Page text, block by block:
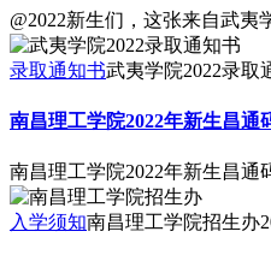
@2022新生们，这张来自武夷
录取通知书武夷学院2022录取
南昌理工学院2022年新生昌通
南昌理工学院2022年新生昌通
入学须知南昌理工学院招生办